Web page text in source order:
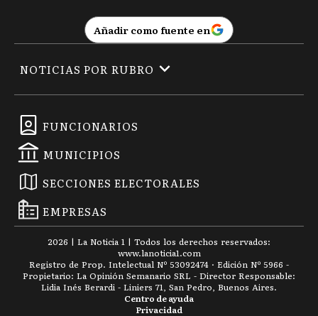
Añadir como fuente en
FUNCIONARIOS
MUNICIPIOS
SECCIONES ELECTORALES
EMPRESAS
NOTICIAS POR RUBRO
2026 | La Noticia 1 | Todos los derechos reservados:
www.lanoticia1.com
Registro de Prop. Intelectual Nº 53092474 · Edición Nº 5966 -
Propietario: La Opinión Semanario SRL - Director Responsable:
Lidia Inés Berardi - Liniers 71, San Pedro, Buenos Aires.
Privacidad
Centro de ayuda